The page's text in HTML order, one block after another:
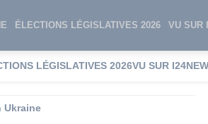
ÉLECTIONS LÉGISLATIVES 2026 VU SUR
LÉGISLATIVES 2026VU SUR
Ukraine